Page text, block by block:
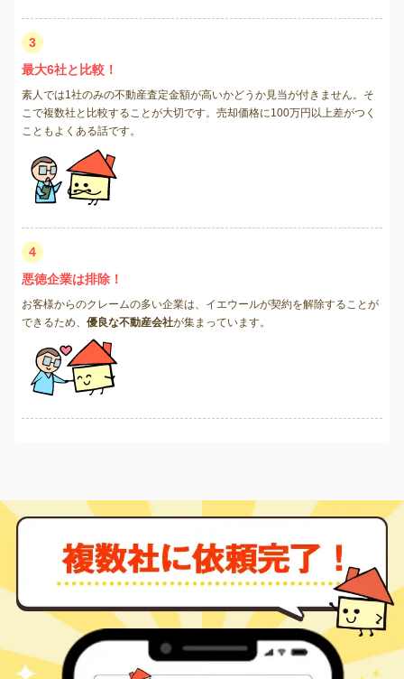
3
最大6社と比較！
素人では1社のみの不動産査定金額が高いかどうか見当が付きません。そ
こで複数社と比較することが大切です。売却価格に100万円以上差がつく
こともよくある話です。
4
悪徳企業は排除！
お客様からのクレームの多い企業は、イエウールが契約を解除することが
できるため、 優良な不動産会社が集まっています。